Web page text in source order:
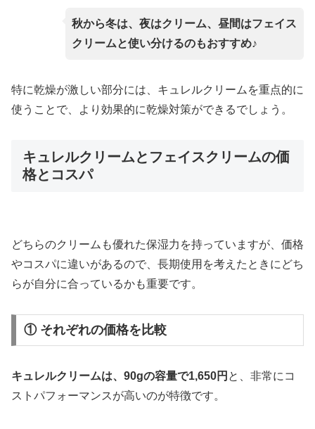
秋から冬は、夜はクリーム、昼間はフェイス
クリームと使い分けるのもおすすめ♪
特に乾燥が激しい部分には、キュレルクリームを重点的に
使うことで、より効果的に乾燥対策ができるでしょう。
キュレルクリームとフェイスクリームの価
格とコスパ
どちらのクリームも優れた保湿力を持っていますが、価格
やコスパに違いがあるので、長期使用を考えたときにどち
らが自分に合っているかも重要です。
① それぞれの価格を比較
キュレルクリームは、90gの容量で1,650円 と、非常にコ
ストパフォーマンスが高いのが特徴です。